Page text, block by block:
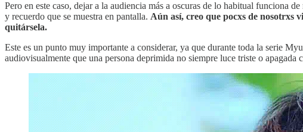
Pero en este caso, dejar a la audiencia más a oscuras de lo habitual funciona
y recuerdo que se muestra en pantalla. Aún así, creo que pocxs de nosotrxs
quitársela.
Este es un punto muy importante a considerar, ya que durante toda la serie
audiovisualmente que una persona deprimida no siempre luce triste o